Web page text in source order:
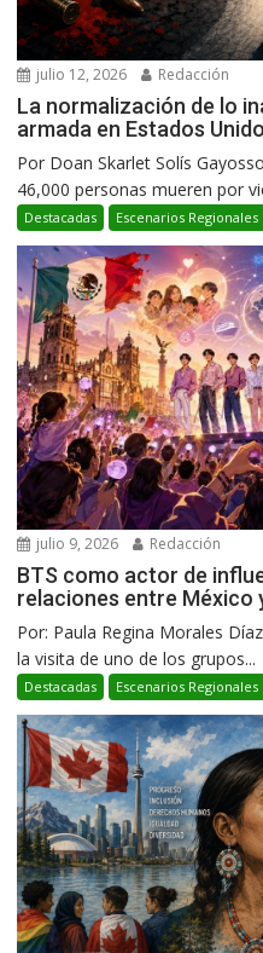
julio 12, 2026 Redacción
La normalización de lo
armada en Estados
Por Doan Skarlet Solís
46,000 personas mueren por
Destacadas Escenarios
julio 9, 2026 Redacción
BTS como actor de
relaciones entre México
Por: Paula Regina Morales
la visita de uno de los grupos...
Destacadas Escenarios